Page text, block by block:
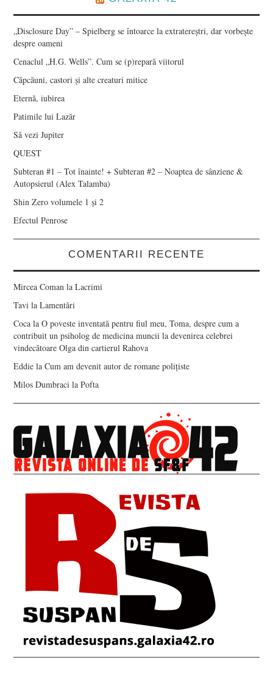
„Disclosure Day” – Spielberg se întoarce la extratereștri, dar vorbește
despre oameni
Cenaclul „H.G. Wells”. Cum se (p)repară viitorul
Căpcăuni, castori și alte creaturi mitice
Eternă, iubirea
Patimile lui Lazăr
Să vezi Jupiter
QUEST
Subteran #1 – Tot înainte! + Subteran #2 – Noaptea de sânziene &
Autopsierul (Alex Talamba)
Shin Zero volumele 1 și 2
Efectul Penrose
COMENTARII RECENTE
Mircea Coman laLacrimi
Tavi laLamentări
Coca laO poveste inventată pentru fiul meu, Toma, despre cum a
contribuit un psiholog de medicina muncii la devenirea celebrei
vindecătoare Olga din cartierul Rahova
Eddie laCum am devenit autor de romane polițiste
Milos Dumbraci laPofta